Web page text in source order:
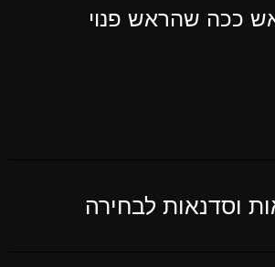
ככה שהראש פנוי
וסדנאות לבחירה